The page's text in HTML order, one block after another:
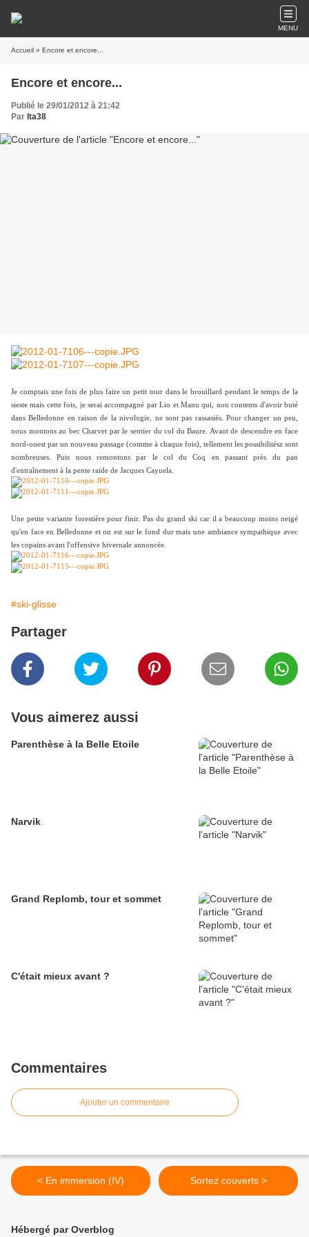
MENU
Accueil » Encore et encore...
Encore et encore...
Publié le 29/01/2012 à 21:42
Par lta38
Je comptais une fois de plus faire un petit tour dans le brouillard pendant le temps de la
sieste mais cette fois, je serai accompagné par Lio et Manu qui, non contents d'avoir buté
dans Belledonne en raison de la nivologie, ne sont pas rassasiés. Pour changer un peu,
nous montons au bec Charvet par le sentier du col du Baure. Avant de descendre en face
nord-ouest par un nouveau passage (comme à chaque fois), tellement les possibilitész sont
nombreuses. Puis nous remontons par le col du Coq en passant près du pan
d'entraînement à la pente raide de Jacques Cayuela.
Une petite variante forestière pour finir. Pas du grand ski car il a beaucoup moins neigé
qu'en face en Belledonne et on est sur le fond dur mais une ambiance sympathique avec
les copains avant l'offensive hivernale annoncée.
#ski-glisse
Partager
Vous aimerez aussi
Parenthèse à la Belle Etoile
Narvik
Grand Replomb, tour et sommet
C'était mieux avant ?
Commentaires
Ajouter un commentaire
< En immersion (IV) Sortez couverts >
Hébergé par Overblog